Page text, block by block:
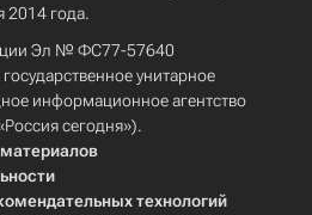
2014 года.
Эл № ФС77-57640
унитарное
информационное агентство
сегодня»).
технологий